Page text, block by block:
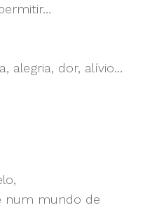
alegria, dor, alívio…
num mundo de